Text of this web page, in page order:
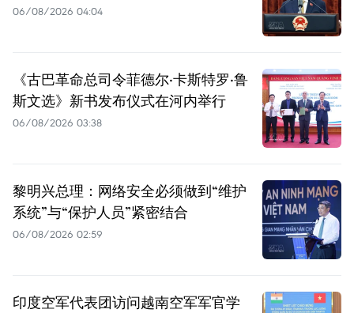
06/08/2026 04:04
《古巴革命总司令菲德尔·卡斯特罗·鲁
斯文选》新书发布仪式在河内举行
06/08/2026 03:38
黎明兴总理：网络安全必须做到“维护
系统”与“保护人员”紧密结合
06/08/2026 02:59
印度空军代表团访问越南空军军官学